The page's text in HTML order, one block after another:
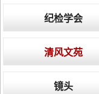
纪检学会
清风文苑
镜头